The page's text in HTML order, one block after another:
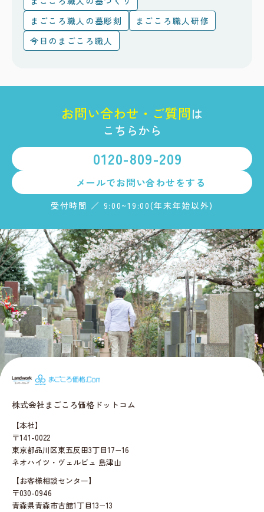
まごころ職人の墓彫刻
まごころ職人研修
今日のまごころ職人
お問い合わせ ・ ご質問は
こちらから
0120-809-209
メールでお問い合わせをする
受付時間 ／ 9:00~19:00(年末年始以外)
まごころ価格
株式会社まごころ価格ドットコム
【本社】
〒141-0022
東京都品川区東五反田3丁目17−16
ネオハイツ・ヴェルビュ 島津山
【お客様相談センター】
〒030-0946
青森県青森市古館1丁目13−13